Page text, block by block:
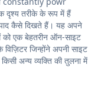
दृश्य तरीके के रूप में हैं
कैसे दिखते हैं। यह अपने
को एक बेहतरीन ऑन-साइट
जिन्होंने अपनी साइट
अन्य व्यक्ति की तुलना में